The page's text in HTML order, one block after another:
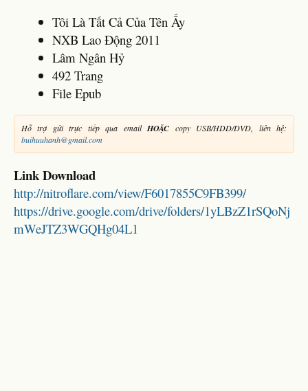
Tôi Là Tất Cả Của Tên Ấy
NXB Lao Động 2011
Lâm Ngân Hỷ
492 Trang
File Epub
Hỗ trợ gửi trực tiếp qua emailHOẶC copy USB/HDD/DVD, liên hệ:
buihuuhanh@gmail.com
Link Download
http://nitroflare.com/view/F6017855C9FB399/
https://drive.google.com/drive/folders/1yLBzZ1rSQoNj
mWeJTZ3WGQHg04L1